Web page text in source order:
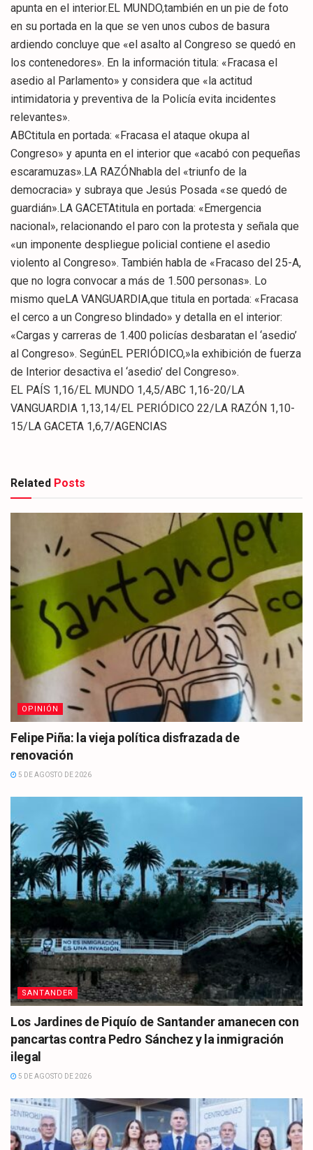
apunta en el interior.EL MUNDO,también en un pie de foto
en su portada en la que se ven unos cubos de basura
ardiendo concluye que «el asalto al Congreso se quedó en
los contenedores». En la información titula: «Fracasa el
asedio al Parlamento» y considera que «la actitud
intimidatoria y preventiva de la Policía evita incidentes
relevantes».
ABCtitula en portada: «Fracasa el ataque okupa al
Congreso» y apunta en el interior que «acabó con pequeñas
escaramuzas».LA RAZÓNhabla del «triunfo de la
democracia» y subraya que Jesús Posada «se quedó de
guardián».LA GACETAtitula en portada: «Emergencia
nacional», relacionando el paro con la protesta y señala que
«un imponente despliegue policial contiene el asedio
violento al Congreso». También habla de «Fracaso del 25-A,
que no logra convocar a más de 1.500 personas». Lo
mismo queLA VANGUARDIA,que titula en portada: «Fracasa
el cerco a un Congreso blindado» y detalla en el interior:
«Cargas y carreras de 1.400 policías desbaratan el ‘asedio’
al Congreso». SegúnEL PERIÓDICO,»la exhibición de fuerza
de Interior desactiva el ‘asedio’ del Congreso».
EL PAÍS 1,16/EL MUNDO 1,4,5/ABC 1,16-20/LA
VANGUARDIA 1,13,14/EL PERIÓDICO 22/LA RAZÓN 1,10-
15/LA GACETA 1,6,7/AGENCIAS
Related Posts
OPINIÓN
Felipe Piña: la vieja política disfrazada de
renovación
5 DE AGOSTO DE 2026
SANTANDER
Los Jardines de Piquío de Santander amanecen con
pancartas contra Pedro Sánchez y la inmigración
ilegal
5 DE AGOSTO DE 2026